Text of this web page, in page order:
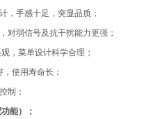
，手感十足，突显品质；
对弱信号及抗干扰能力更强；
，菜单设计科学合理；
使用寿命长；
制；
能）；